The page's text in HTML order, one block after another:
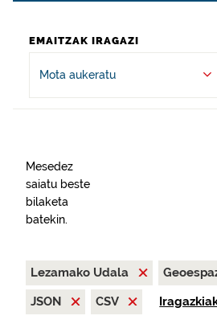
EMAITZAK IRAGAZI
Mota aukeratu
Mesedez
saiatu beste
bilaketa
batekin.
Lezamako Udala
JSON
CSV